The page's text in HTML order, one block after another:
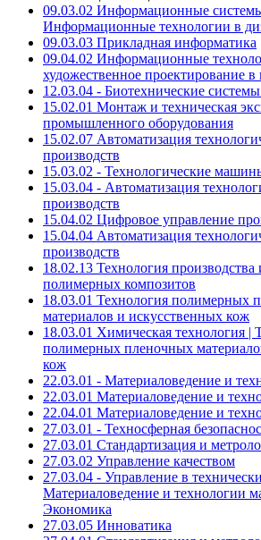
09.03.02 Информационные
Информационные технологии в
09.03.03 Прикладная информатика
09.04.02 Информационные
художественное проектирование
12.03.04 - Биотехнические
15.02.01 Монтаж и техническая
промышленного оборудования
15.02.07 Автоматизация
производств
15.03.02 - Технологические
15.03.04 - Автоматизация
производств
15.04.02 Цифровое управление
15.04.04 Автоматизация
производств
18.02.13 Технология производства
полимерных композитов
18.03.01 Технология полимерных
материалов и искусственных кож
18.03.01 Химическая технология |
полимерных пленочных
кож
22.03.01 - Материаловедение и
22.03.01 Материаловедение и
22.04.01 Материаловедение и
27.03.01 - Техносферная
27.03.01 Стандартизация и
27.03.02 Управление качеством
27.03.04 - Управление в
Материаловедение и технологии
Экономика
27.03.05 Инноватика